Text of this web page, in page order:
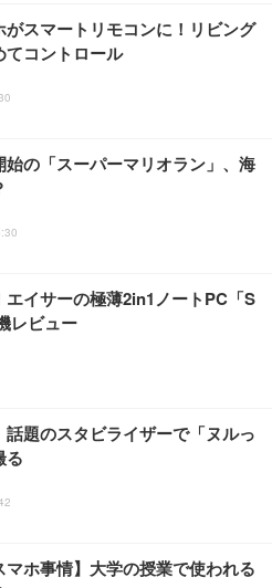
ソコンチェア (ホワイト)
スチェア デスクチェア 肘なし メ
ンバーサポート付き 腰サポート ガ
360度回転 キャスター付き コンパク
280Hz/FHD】GRAPHT THE S
Monitor 24” Essential ゲーミン
インチ 1ms FHD 量子ドット 残
ペットシーツ 超厚型 お徳用 レギ
Amazon.co.jp限定】
がスマートリモコンに！リビング
てコントロール
始の「スーパーマリオラン」、海
エイサーの極薄2in1ノートPC「S
レビュー
話題のスタビライザーで「ヌルっ
る
マホ事情】大学の授業で使われる